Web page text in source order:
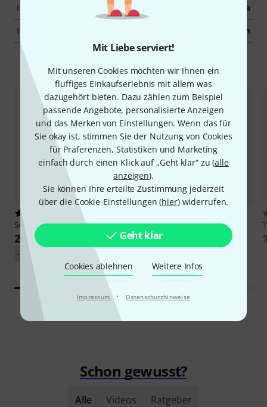
Mit Liebe serviert!
Mit unseren Cookies möchten wir Ihnen ein
fluffiges Einkaufserlebnis mit allem was
dazugehört bieten. Dazu zählen zum Beispiel
passende Angebote, personalisierte Anzeigen
und das Merken von Einstellungen. Wenn das für
Sie okay ist, stimmen Sie der Nutzung von Cookies
für Präferenzen, Statistiken und Marketing
einfach durch einen Klick auf „Geht klar“ zu (alle
anzeigen).
Sie können Ihre erteilte Zustimmung jederzeit
über die Cookie-Einstellungen (hier) widerrufen.
Geht klar
Cookies ablehnen Weitere Infos
Impressum · Datenschutzhinweise
Inkl. Gurt Ja
Inkl. Lehrbuch Nein
Zubehör & passende Artikel
SquierAffinity Strat FMT HSS SS
279 €
-27%
Harley BentonHB-10G
59 €
Schon gewusst?
Alle Videos Ratgeber